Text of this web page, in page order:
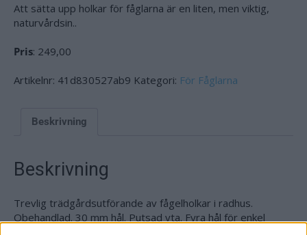
Att sätta upp holkar för fåglarna är en liten, men viktig,
naturvårdsin..
Pris: 249,00
Artikelnr: 41d830527ab9 Kategori: För Fåglarna
Beskrivning
Beskrivning
Trevlig trädgårdsutförande av fågelholkar i radhus.
Obehandlad. 30 mm hål. Putsad yta. Fyra hål för enkel